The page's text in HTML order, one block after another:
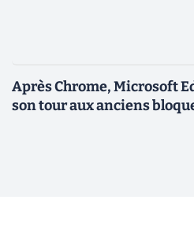
Après Chrome, Microsoft
son tour aux anciens